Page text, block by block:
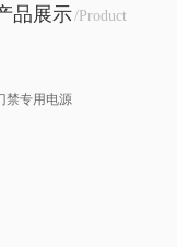
品展示/Product
禁专用电源